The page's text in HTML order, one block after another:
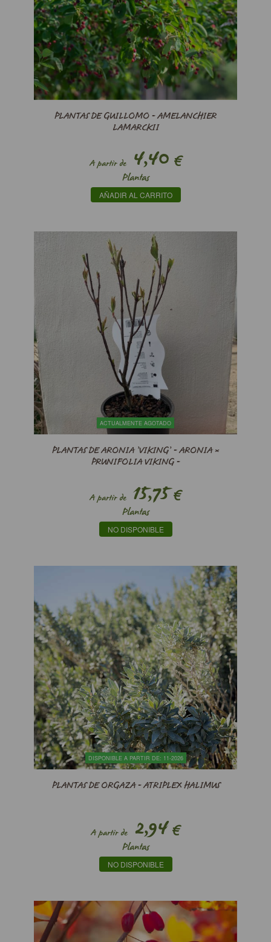
PLANTAS DE GUILLOMO - AMELANCHIER
LAMARCKII
A partir de4,40 €
Plantas
AÑADIR AL CARRITO
ACTUALMENTE AGOTADO
PLANTAS DE ARONIA ’VIKING’ - ARONIA ×
PRUNIFOLIA VIKING -
A partir de15,75€
Plantas
NO DISPONIBLE
DISPONIBLE A PARTIR DE: 11-2026
PLANTAS DE ORGAZA - ATRIPLEX HALIMUS
A partir de2,94€
Plantas
NO DISPONIBLE